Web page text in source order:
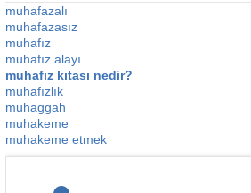
muhafazalı
muhafazasız
muhafız
muhafız alayı
muhafız kıtası nedir?
muhafızlık
muhaggah
muhakeme
muhakeme etmek